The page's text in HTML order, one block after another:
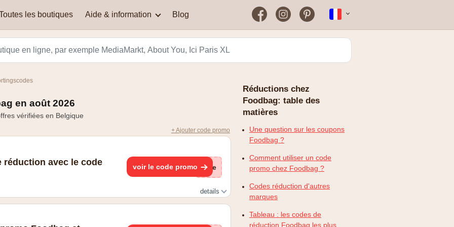
ASOS Farmaline
Kenwood
Rowenta
Zooplus
les boutiques Aide & information
vous trouvez le plus
les codes de
qui fonctionnent
Où puis-je trouver les codes
Pourquoi mon code de
réduction ne fonctionne pas
je peux calculer
ma réduction ?
Blog
FacebookInstagramPinterest
en août 2026
vérifiées en Belgique
+ Ajouter code promo
réduction avec le code voir le code promo pre
details
Réductions chez
Foodbag: table des
matières
Une question sur les coupons
Foodbag ?
Comment utiliser un code
promo chez Foodbag ?
Codes réduction d'autres
marques
Tableau : les codes de
réduction Foodbag les plus